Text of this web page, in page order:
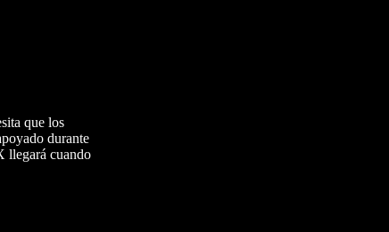
que los
durante
llegará cuando